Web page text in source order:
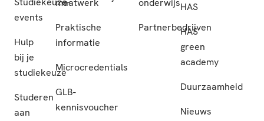
events
Hulp
bij je
studiekeuze
Studeren
aan
maatwerk
Praktische
informatie
Microcredentials
GLB-
kennisvoucher
onderwijs
Partnerbedrijven
HAS
HAS
green
academy
Duurzaamheid
Nieuws